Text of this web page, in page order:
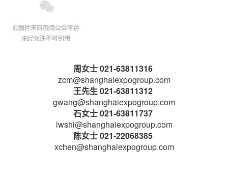
周女士 021-63811316
zcm@shanghaiexpogroup.com
王先生 021-63811312
gwang@shanghaiexpogroup.com
石女士 021-63811737
lwshi@shanghaiexpogroup.com
陈女士 021-22068385
xchen@shanghaiexpogroup.com